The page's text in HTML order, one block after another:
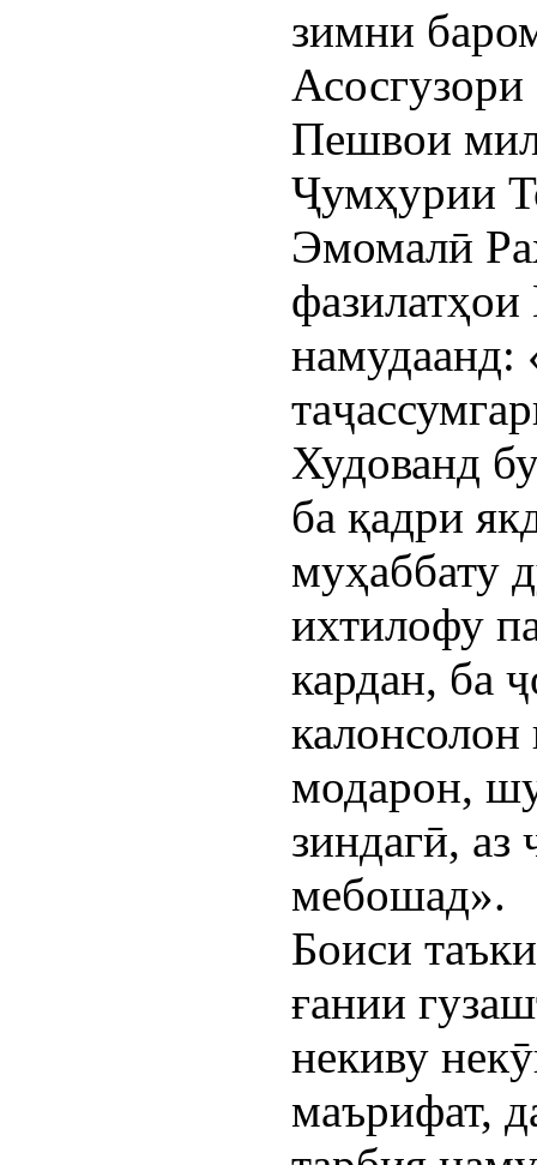
зимни
Пешвои
Ҷумҳурии
Эмомалӣ
Худованд
ба қадри
муҳаббату
ихтилофу
кардан, ба
калонсолон
модарон,
зиндагӣ, аз
мебошад».
Боиси
ғании
некиву
маърифат,